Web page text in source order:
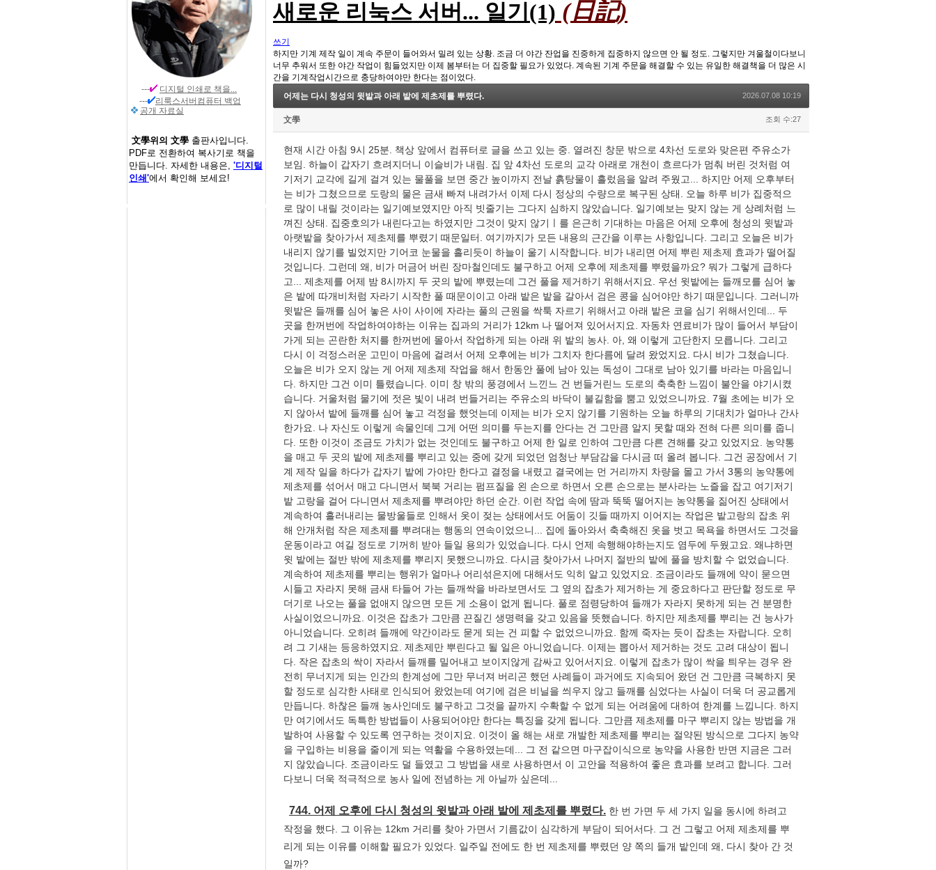
--- 디지털 인쇄 로 책을...
---
리룩스서버컴퓨터 백업
공개 자료실
文學위의 文學 출판사입니다.
PDF로 전환하여 복사기로 책을
만듭니다. 자세한 내용은, '디지털
인쇄'에서 확인해 보세요!
새로운 리눅스 서버... 일기(1) (日記)
쓰기
하지만 기계 제작 일이 계속 주문이 들어와서 밀려 있는 상황. 조금 더 야간 잔업을 진중하게 집중하지 않으면 안 될 정도. 그렇지만 겨울철이다보니
너무 추워서 또한 야간 작업이 힘들었지만 이제 봄부터는 더 집중할 필요가 있었다. 계속된 기계 주문을 해결할 수 있는 유일한 해결책을 더 많은 시
간을 기계작업시간으로 충당하여야만 한다는 점이었다.
어제는 다시 청성의 윗밭과 아래 밭에 제초제를 뿌렸다.
2026.07.08 10:19
文學 조회 수:27
현재 시간 아침 9시 25분. 책상 앞에서 컴퓨터로 글을 쓰고 있는 중. 열려진 창문 밖으로 4차선 도로와 맞은편 주유소가
보임. 하늘이 갑자기 흐려지더니 이슬비가 내림. 집 앞 4차선 도로의 교각 아래로 개천이 흐르다가 멈춰 버린 것처럼 여
기저기 교각에 길게 걸겨 있는 물풀을 보면 중간 높이까지 전날 흙탕물이 흘렀음을 알려 주웠고... 하지만 어제 오후부터
는 비가 그쳤으므로 도랑의 물은 금새 빠져 내려가서 이제 다시 정상의 수량으로 복구된 상태. 오늘 하루 비가 집중적으
로 많이 내릴 것이라는 일기예보였지만 아직 빗줄기는 그다지 심하지 않았습니다. 일기예보는 맞지 않는 게 상례처럼 느
껴진 상태. 집중호의가 내린다고는 하였지만 그것이 맞지 않기ㅣ를 은근히 기대하는 마음은 어제 오후에 청성의 윗밭과
아랫밭을 찾아가서 제초제를 뿌렸기 때문일터. 여기까지가 모든 내용의 근간을 이루는 사항입니다. 그리고 오늘은 비가
내리지 않기를 빌었지만 기어코 눈물을 흘리듯이 하늘이 울기 시작합니다. 비가 내리면 어제 뿌린 제초제 효과가 떨어질
것입니다. 그런데 왜, 비가 머금어 버린 장마철인데도 불구하고 어제 오후에 제초제를 뿌렸을까요? 뭐가 그렇게 급하다
고... 제초제를 어제 밤 8시까지 두 곳의 밭에 뿌렸는데 그건 풀을 제거하기 위해서지요. 우선 윗밭에는 들깨모를 심어 놓
은 밭에 따개비처럼 자라기 시작한 풀 때문이이고 아래 밭은 밭을 갈아서 검은 콩을 심어야만 하기 때문입니다. 그러니까
윗밭은 들깨를 심어 놓은 사이 사이에 자라는 풀의 근원을 싹툭 자르기 위해서고 아래 밭은 코을 심기 위해서인데... 두
곳을 한꺼번에 작업하여야하는 이유는 집과의 거리가 12km 나 떨어져 있어서지요. 자동차 연료비가 많이 들어서 부담이
가게 되는 곤란한 처지를 한꺼번에 몰아서 작업하게 되는 아래 위 밭의 농사. 아, 왜 이렇게 고단한지 모릅니다. 그리고
다시 이 걱정스러운 고민이 마음에 걸려서 어제 오후에는 비가 그치자 한다름에 달려 왔었지요. 다시 비가 그쳤습니다.
오늘은 비가 오지 않는 게 어제 제초제 작업을 해서 한동안 풀에 남아 있는 독성이 그대로 남아 있기를 바라는 마음입니
다. 하지만 그건 이미 틀렸습니다. 이미 창 밖의 풍경에서 느낀느 건 번들거린느 도로의 축축한 느낌이 불안을 야기시켰
습니다. 거울처럼 물기에 젓은 빛이 내려 번들거리는 주유소의 바닥이 불길함을 뿜고 있었으니까요. 7월 초에는 비가 오
지 않아서 밭에 들깨를 심어 놓고 걱정을 했엇는데 이제는 비가 오지 않기를 기원하는 오늘 하루의 기대치가 얼마나 간사
한가요. 나 자신도 이렇게 속물인데 그게 어떤 의미를 두는지를 안다는 건 그만큼 알지 못할 때와 전혀 다른 의미를 줍니
다. 또한 이것이 조금도 가치가 없는 것인데도 불구하고 어제 한 일로 인하여 그만큼 다른 견해를 갖고 있었지요. 농약통
을 매고 두 곳의 밭에 제초제를 뿌리고 있는 중에 갖게 되었던 엄청난 부담감을 다시금 떠 올려 봅니다. 그건 공장에서 기
계 제작 일을 하다가 갑자기 밭에 가야만 한다고 결정을 내렸고 결국에는 먼 거리까지 차량을 몰고 가서 3통의 농약통에
제초제를 섞어서 매고 다니면서 북북 거리는 펌프질을 왼 손으로 하면서 오른 손으로는 분사라는 노즐을 잡고 여기저기
밭 고랑을 걸어 다니면서 제초제를 뿌려야만 하던 순간. 이런 작업 속에 땀과 뚝뚝 떨어지는 농약통을 짊어진 상태에서
계속하여 흘러내리는 물방울들로 인해서 옷이 젖는 상태에서도 어둠이 깃들 때까지 이어지는 작업은 밭고랑의 잡초 위
해 안개처럼 작은 제초제를 뿌려대는 행동의 연속이었으니... 집에 돌아와서 축축해진 옷을 벗고 목욕을 하면서도 그것을
운동이라고 여길 정도로 기꺼히 받아 들일 용의가 있었습니다. 다시 언제 속행해야하는지도 염두에 두웠고요. 왜냐하면
윗 밭에는 절반 밖에 제초제를 뿌리지 못했으니까요. 다시금 찾아가서 나머지 절반의 밭에 풀을 방치할 수 없었습니다.
계속하여 제초제를 뿌리는 행위가 얼마나 어리섞은지에 대해서도 익히 알고 있었지요. 조금이라도 들깨에 약이 묻으면
시들고 자라지 못해 금새 타들어 가는 들깨싹을 바라보면서도 그 옆의 잡초가 제거하는 게 중요하다고 판단할 정도로 무
더기로 나오는 풀을 없애지 않으면 모든 게 소용이 없게 됩니다. 풀로 점령당하여 들깨가 자라지 못하게 되는 건 분명한
사실이었으니까요. 이것은 잡초가 그만큼 끈질긴 생명력을 갖고 있음을 뜻했습니다. 하지만 제초제를 뿌리는 건 능사가
아니었습니다. 오히려 들깨에 약간이라도 묻게 되는 건 피할 수 없었으니까요. 함께 죽자는 듯이 잡초는 자랍니다. 오히
려 그 기새는 등응하였지요. 제초제만 뿌린다고 될 일은 아니었습니다. 이제는 뽑아서 제거하는 것도 고려 대상이 됩니
다. 작은 잡초의 싹이 자라서 들깨를 밀어내고 보이지않게 감싸고 있어서지요. 이렇게 잡초가 많이 싹을 틔우는 경우 완
전히 무너지게 되는 인간의 한계성에 그만 무너져 버리곤 했던 사례들이 과거에도 지속되어 왔던 건 그만큼 극복하지 못
할 정도로 심각한 사태로 인식되어 왔었는데 여기에 검은 비닐을 씌우지 않고 들깨를 심었다는 사실이 더욱 더 공교롭게
만듭니다. 하찮은 들깨 농사인데도 불구하고 그것을 끝까지 수확할 수 없게 되는 어려움에 대하여 한계를 느낍니다. 하지
만 여기에서도 독특한 방법들이 사용되어야만 한다는 특징을 갖게 됩니다. 그만큼 제초제를 마구 뿌리지 않는 방법을 개
발하여 사용할 수 있도록 연구하는 것이지요. 이것이 올 해는 새로 개발한 제초제를 뿌리는 절약된 방식으로 그다지 농약
을 구입하는 비용을 줄이게 되는 역활을 수용하였는데... 그 전 같으면 마구잡이식으로 농약을 사용한 반면 지금은 그러
지 않았습니다. 조금이라도 덜 들였고 그 방법을 새로 사용하면서 이 고안을 적용하여 좋은 효과를 보려고 합니다. 그러
다보니 더욱 적극적으로 농사 일에 전념하는 게 아닐까 싶은데...
744. 어제 오후에 다시 청성의 윗밭과 아래 밭에 제초제를 뿌렸다. 한 번 가면 두 세 가지 일을 동시에 하려고
작정을 했다. 그 이유는 12km 거리를 찾아 가면서 기름값이 심각하게 부담이 되어서다. 그 건 그렇고 어제 제초제를 뿌
리게 되는 이유를 이해할 필요가 있었다. 일주일 전에도 한 번 제초제를 뿌렸던 양 쪽의 들개 밭인데 왜, 다시 찾아 간 것
일까?